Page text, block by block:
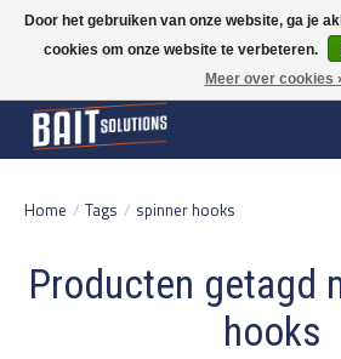
Gratis verzending vanaf 50 euro binnen NL | Op
verzonden | België vanaf 70 euro gratis verzonden
Home / Tags / spinner hooks
Producten getagd
hooks
Door het gebruiken van onze website, ga je
cookies om onze website te verbeteren.
Meer over cookies